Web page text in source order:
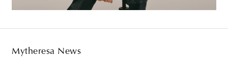
Mytheresa News